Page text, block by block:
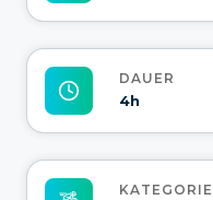
DAUER
4h
KATEGORIE